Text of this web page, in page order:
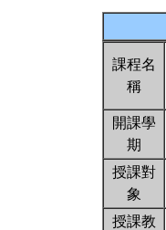
課程名
稱
開課學
期
授課對
象
授課教